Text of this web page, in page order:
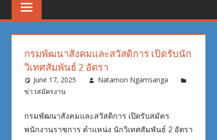
สนเทศ
แนะแนว
การ
ศึกษา
และ
อาชีพ
สนเทศ
อาชีพ
มหาวิทยาลัย
สวนดุสิต
กรมพัฒนาสังคมและสวัสดิการ เปิดรับนัก
วิเทศสัมพันธ์ 2 อัตรา
June 17, 2025
Natamon Ngamsanga
ข่าวสมัครงาน
กรมพัฒนาสังคมและสวัสดิการ เปิดรับสมัคร
พนักงานราชการ ตำแหน่ง นักวิเทศสัมพันธ์ 2 อัตรา